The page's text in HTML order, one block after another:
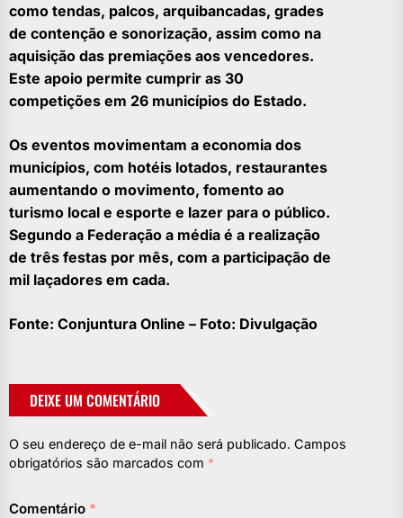
como tendas, palcos, arquibancadas, grades
de contenção e sonorização, assim como na
aquisição das premiações aos vencedores.
Este apoio permite cumprir as 30
competições em 26 municípios do Estado.
Os eventos movimentam a economia dos
municípios, com hotéis lotados, restaurantes
aumentando o movimento, fomento ao
turismo local e esporte e lazer para o público.
Segundo a Federação a média é a realização
de três festas por mês, com a participação de
mil laçadores em cada.
Fonte: Conjuntura Online – Foto: Divulgação
DEIXE UM COMENTÁRIO
O seu endereço de e-mail não será publicado. Campos
obrigatórios são marcados com *
Comentário *